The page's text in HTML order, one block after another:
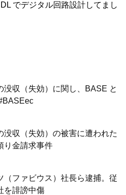
でデジタル回路設計してまし
没収（失効）に関し、BASE と
没収（失効）の被害に遭われた
り金請求事件
（ファビウス）社長ら逮捕。従
を誹謗中傷